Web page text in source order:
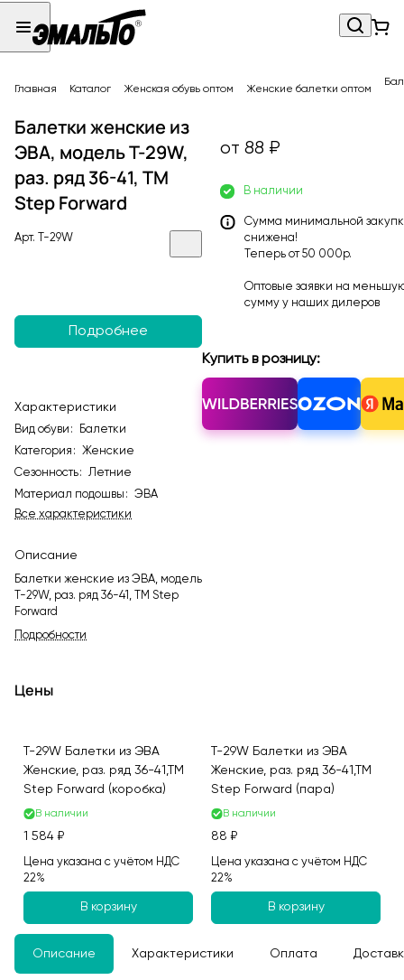
Главная Каталог Женская обувь оптом Женские балетки оптом
Балетки женские из
ЭВА, модель T-29W,
раз. ряд 36-41, ТМ
Step Forward
Арт. T-29W
Подробнее
Характеристики
Вид обуви :
Балетки
Категория :
Женские
Сезонность:
Летние
Материал подошвы :
ЭВА
Все характеристики
Описание
Балетки женские из ЭВА, модель
T-29W, раз. ряд 36-41, ТМ Step
Forward
Подробности
от 88 ₽
В наличии
Сумма минимальной
снижена!
Теперь от 50 000р.
Оптовые заявки на
сумму у наших дилеров
Купить в розницу:
Цены
T-29W Балетки из ЭВА
Женские, раз. ряд 36-41,ТМ
Step Forward (коробка)
В наличии
1 584 ₽
Цена указана с учётом НДС
22%
В корзину
T-29W Балетки из ЭВА
Женские, раз. ряд 36-41,ТМ
Step Forward (пара)
В наличии
88 ₽
Цена указана с учётом НДС
22%
В корзину
Описание Характеристики Оплата